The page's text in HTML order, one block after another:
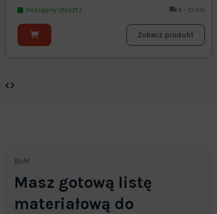
Dostępny (22szt.) 6 - 10 dni
Zobacz produkt
BoM
Masz gotową listę
materiałową do